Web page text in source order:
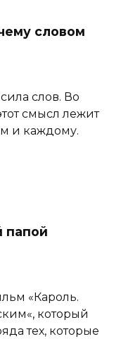
словом
слов. Во
смысл лежит
и каждому.
папой
«Кароль.
который
тех, которые